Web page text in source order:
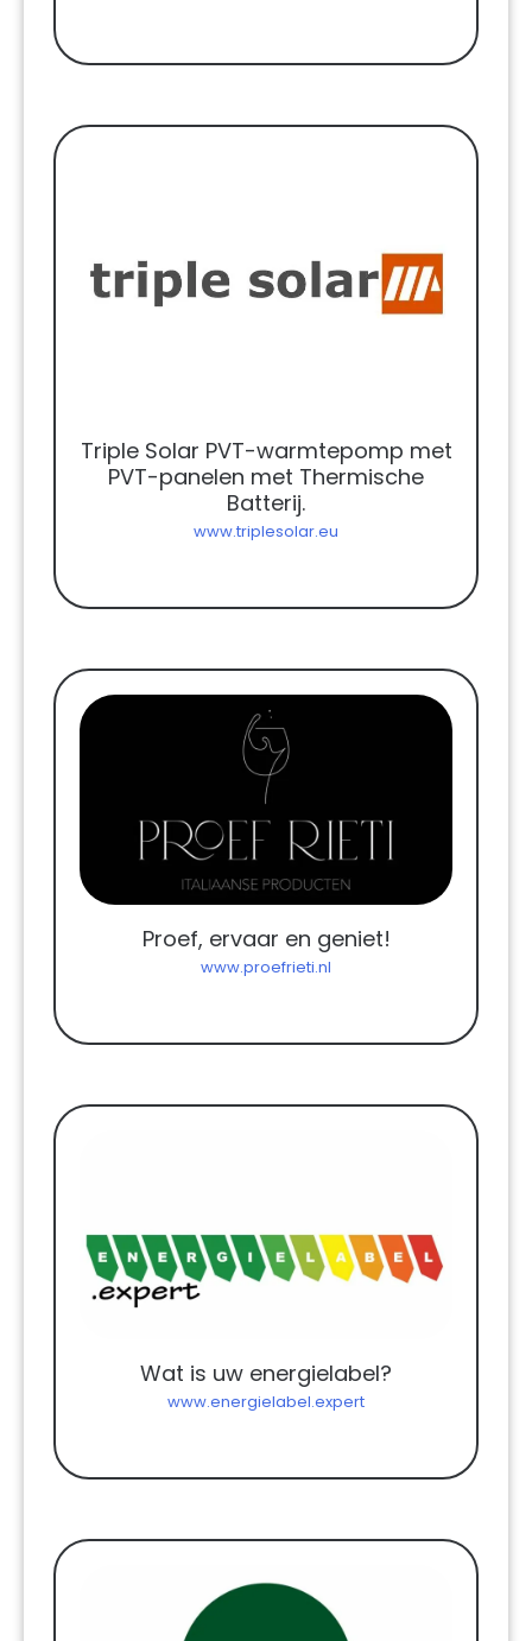
Triple Solar PVT-warmtepomp met
PVT-panelen met Thermische
Batterij.
www.triplesolar.eu
Proef, ervaar en geniet!
www.proefrieti.nl
Wat is uw energielabel?
www.energielabel.expert